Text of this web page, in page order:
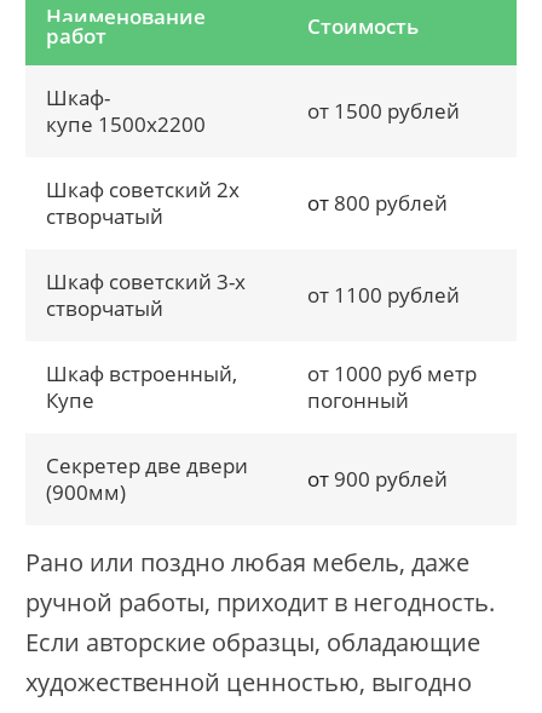
Наименование
работ Стоимость
Шкаф-
купе 1500х2200
от 1500 рублей
Шкаф советский 2х
створчатый
от 800 рублей
Шкаф советский 3-х
створчатый
от 1100 рублей
Шкаф встроенный,
Купе
от 1000 руб метр
погонный
Секретер две двери
(900мм)
от 900 рублей
Рано или поздно любая мебель, даже
ручной работы, приходит в негодность.
Если авторские образцы, обладающие
художественной ценностью, выгодно